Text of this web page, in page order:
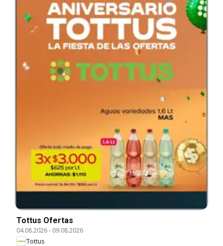
Tottus Ofertas
04.08.2026- 09.08.2026
Tottus